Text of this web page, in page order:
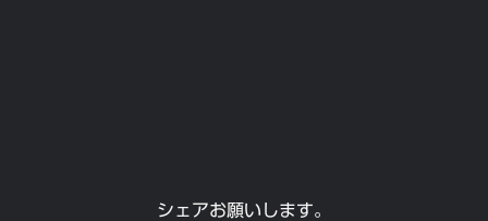
シェアお願いします。